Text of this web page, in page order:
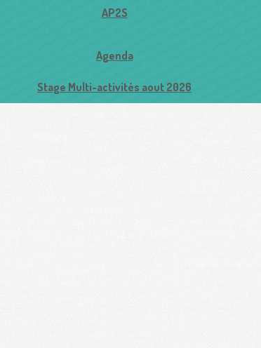
AP2S
Agenda
Stage Multi-activités aout 2026